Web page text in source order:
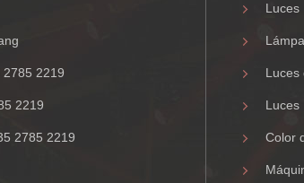
2785 2219
2219
2785 2219
Luces
Luces
Luces
Color